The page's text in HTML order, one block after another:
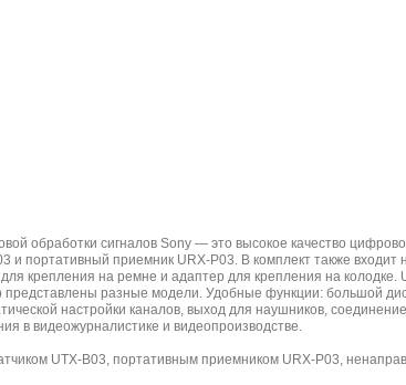
обработки сигналов Sony — это высокое качество
и портативный приемник URX-P03. В комплект также
крепления на ремне и адаптер для крепления на
разные модели. Удобные функции: большой
настройки каналов, выход для наушников,
в видеожурналистике и видеопроизводстве.
UTX-B03, портативным приемником URX-P03,